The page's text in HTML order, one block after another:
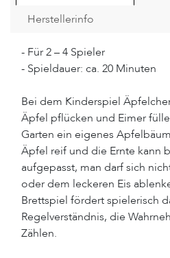
Herstellerinfo
- Für 2 – 4 Spieler
- Spieldauer: ca. 20 Minuten
Bei dem Kinderspiel
Äpfel pflücken und Eimer
Garten ein eigenes
Äpfel reif und die Ernte kann
aufgepasst, man darf sich
oder dem leckeren Eis
Brettspiel fördert spielerisch
Regelverständnis, die
Zählen.